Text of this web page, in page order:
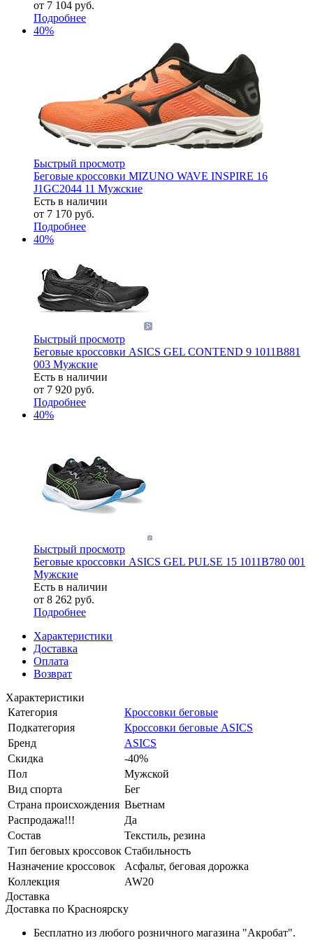
от 7 104 руб.
Подробнее
40%
Быстрый просмотр
Беговые кроссовки MIZUNO WAVE INSPIRE 16
J1GC2044 11 Мужские
Есть в наличии
от 7 170 руб.
Подробнее
40%
Быстрый просмотр
Беговые кроссовки ASICS GEL CONTEND 9 1011B881
003 Мужские
Есть в наличии
от 7 920 руб.
Подробнее
40%
Быстрый просмотр
Беговые кроссовки ASICS GEL PULSE 15 1011B780 001
Мужские
Есть в наличии
от 8 262 руб.
Подробнее
Характеристики
Доставка
Оплата
Возврат
Характеристики
Категория
Кроссовки беговые
Подкатегория
Кроссовки беговые ASICS
Бренд
ASICS
Скидка
-40%
Пол
Мужской
Вид спорта
Бег
Страна происхождения Вьетнам
Распродажа!!!
Да
Состав
Текстиль, резина
Тип беговых кроссовок Стабильность
Назначение кроссовок
Асфальт, беговая дорожка
Коллекция
AW20
Доставка
Доставка по Красноярску
Бесплатно из любого розничного магазина "Акробат".